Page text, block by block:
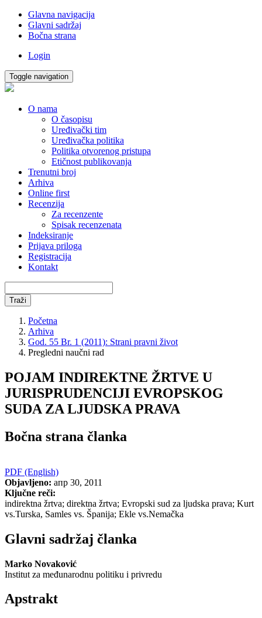
Glavna navigacija
Glavni sadržaj
Bočna strana
Login
Toggle navigation
O nama
O časopisu
Uređivački tim
Uređivačka politika
Politika otvorenog pristupa
Etičnost publikovanja
Trenutni broj
Arhiva
Online first
Recenzija
Za recenzente
Spisak recenzenata
Indeksiranje
Prijava priloga
Registracija
Kontakt
Traži
Početna
Arhiva
God. 55 Br. 1 (2011): Strani pravni život
Pregledni naučni rad
POJAM INDIREKTNE ŽRTVE U
JURISPRUDENCIJI EVROPSKOG
SUDA ZA LJUDSKA PRAVA
Bočna strana članka
PDF (English)
Objavljeno: апр 30, 2011
Ključne reči:
indirektna žrtva; direktna žrtva; Evropski sud za ljudska prava; Kurt
vs.Turska, Samles vs. Španija; Ekle vs.Nemačka
Glavni sadržaj članka
Marko Novaković
Institut za međunarodnu politiku i privredu
Apstrakt